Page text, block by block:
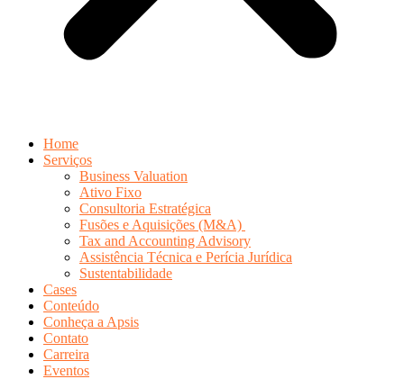
Home
Serviços
Business Valuation
Ativo Fixo
Consultoria Estratégica
Fusões e Aquisições (M&A)
Tax and Accounting Advisory
Assistência Técnica e Perícia Jurídica
Sustentabilidade
Cases
Conteúdo
Conheça a Apsis
Contato
Carreira
Eventos